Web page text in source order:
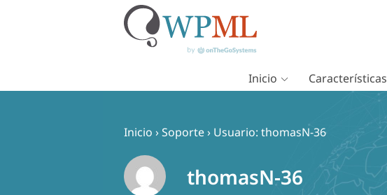
Inicio Características
Inicio ›Soporte› Usuario: thomasN-36
thomasN-36